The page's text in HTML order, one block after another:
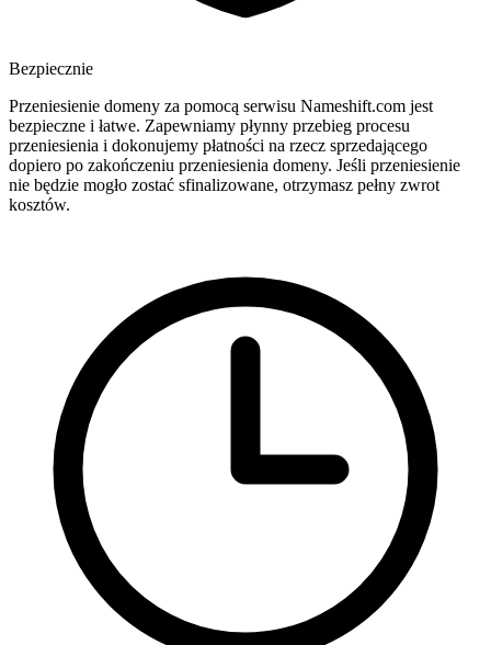
Bezpiecznie
Przeniesienie domeny za pomocą serwisu Nameshift.com jest
bezpieczne i łatwe. Zapewniamy płynny przebieg procesu
przeniesienia i dokonujemy płatności na rzecz sprzedającego
dopiero po zakończeniu przeniesienia domeny. Jeśli przeniesienie
nie będzie mogło zostać sfinalizowane, otrzymasz pełny zwrot
kosztów.